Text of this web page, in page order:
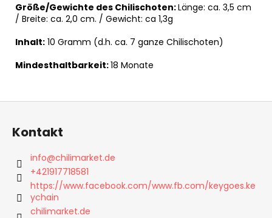
Größe/Gewichte des Chilischoten:Länge: ca. 3,5 cm
/ Breite: ca. 2,0 cm. / Gewicht: ca 1,3g
Inhalt: 10 Gramm (d.h. ca. 7 ganze Chilischoten)
Mindesthaltbarkeit:18 Monate
F
Kontakt
info@chilimarket.de
+421917718581
https://www.facebook.com/www.fb.com/keygoes.ke
ychain
chilimarket.de